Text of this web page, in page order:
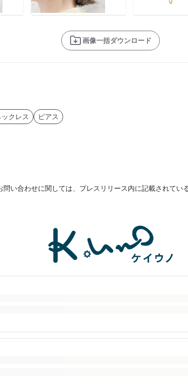
画像一括ダウンロード
ックレス ピアス
い合わせに関しては、プレスリリース内に記載されてい